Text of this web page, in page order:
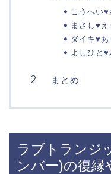
こうへい♥
まさし♥え
ダイキ♥あ
よしひと♥
まとめ
ラブトランジ
ンバー)の復縁